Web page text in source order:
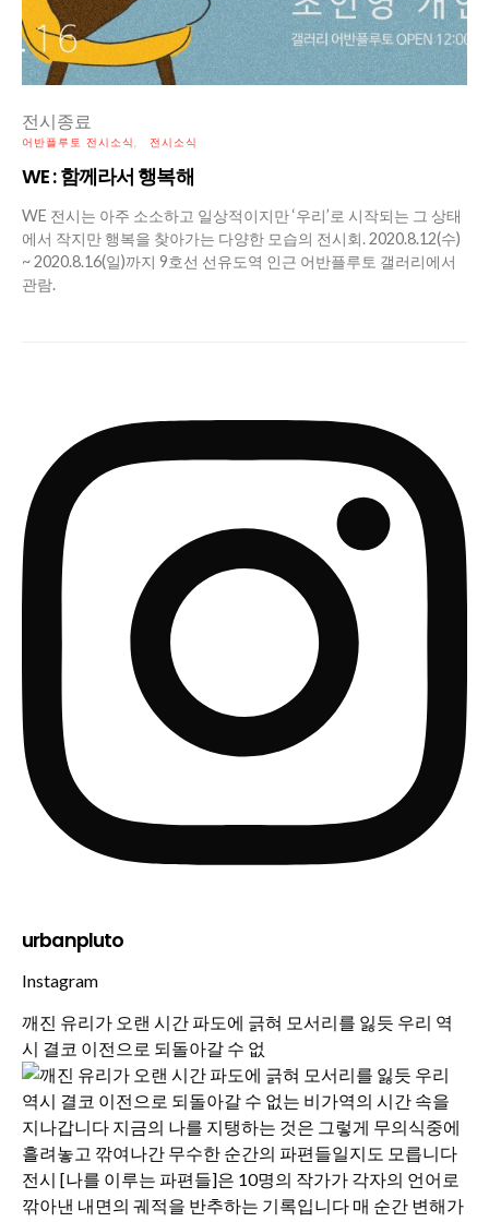
전시종료
어반플루토 전시소식 전시소식
WE : 함께라서 행복해
WE 전시는 아주 소소하고 일상적이지만 ‘우리’로 시작되는 그 상태
에서 작지만 행복을 찾아가는 다양한 모습의 전시회. 2020.8.12(수)
~ 2020.8.16(일)까지 9호선 선유도역 인근 어반플루토 갤러리에서
관람.
urbanpluto
Instagram
깨진 유리가 오랜 시간 파도에 긁혀 모서리를 잃듯 우리 역
시 결코 이전으로 되돌아갈 수 없